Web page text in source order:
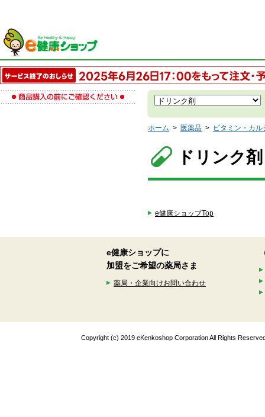
ホーム > 医薬品 > ビタミン・カル
ドリンク剤
e健康ショップTop
e健康ショップに
加盟をご希望の薬局さま
薬局・企業向けお問い合わせ
Copyright (c) 2019 eKenkoshop Corporation All Rights